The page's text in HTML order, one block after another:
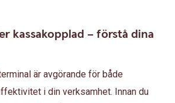
kassakopplad – förstå dina
är avgörande för både
i din verksamhet. Innan du